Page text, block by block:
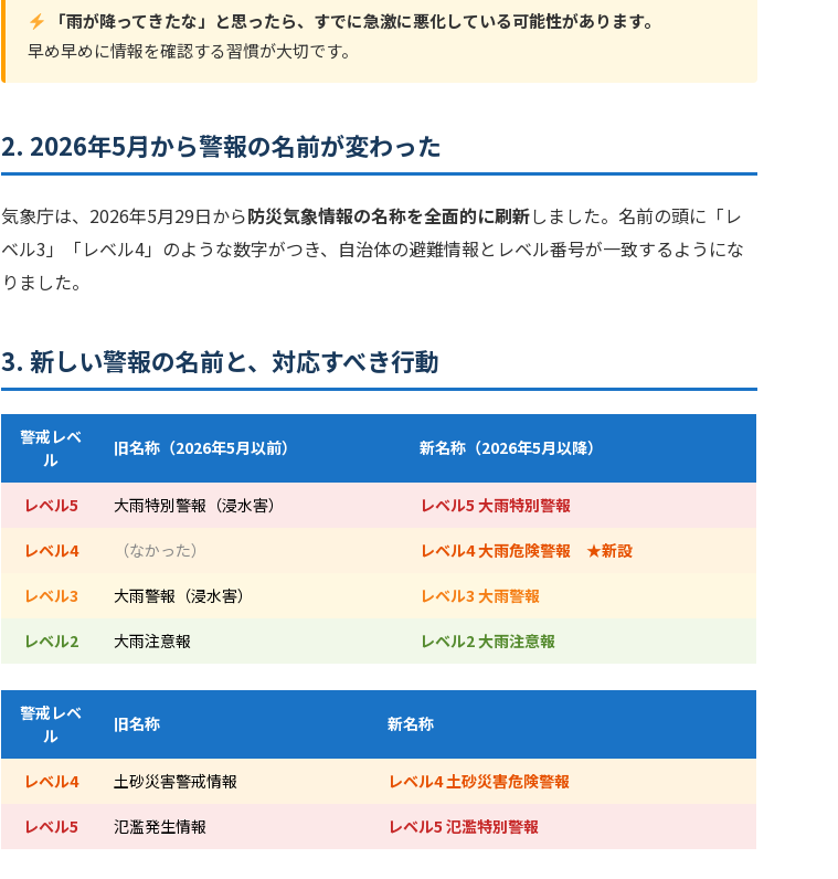
「雨が降ってきたな」と思ったら、すでに急激に悪化している可能性があります。
早め早めに情報を確認する習慣が大切です。
2. 2026年5月から警報の名前が変わった
気象庁は、2026年5月29日から防災気象情報の名称を全面的に刷新しました。名前の頭に「レ
ベル3」「レベル4」のような数字がつき、自治体の避難情報とレベル番号が一致するようにな
りました。
3. 新しい警報の名前と、対応すべき行動
警戒レベ
ル
旧名称（2026年5月以前） 新名称（2026年5月以降）
レベル5 大雨特別警報（浸水害） レベル5 大雨特別警報
レベル4 （なかった） レベル4 大雨危険警報 ★新設
レベル3 大雨警報（浸水害） レベル3 大雨警報
レベル2 大雨注意報 レベル2 大雨注意報
警戒レベ
ル
旧名称 新名称
レベル4 土砂災害警戒情報 レベル4 土砂災害危険警報
レベル5 氾濫発生情報 レベル5 氾濫特別警報